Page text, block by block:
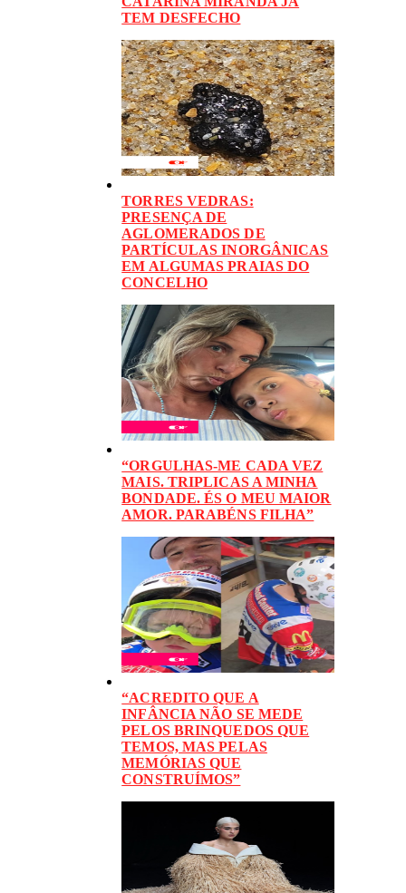
TEM DESFECHO
TORRES VEDRAS:
PRESENÇA DE
AGLOMERADOS DE
PARTÍCULAS INORGÂNICAS
EM ALGUMAS PRAIAS DO
CONCELHO
“ORGULHAS-ME CADA VEZ
MAIS. TRIPLICAS A MINHA
BONDADE. ÉS O MEU MAIOR
AMOR. PARABÉNS FILHA”
“ACREDITO QUE A
INFÂNCIA NÃO SE MEDE
PELOS BRINQUEDOS QUE
TEMOS, MAS PELAS
MEMÓRIAS QUE
CONSTRUÍMOS”